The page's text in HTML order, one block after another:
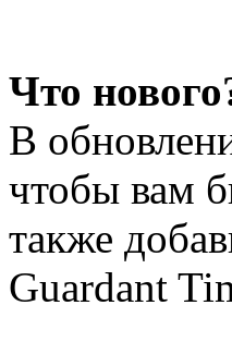
Что
В
чтобы вам
также
Guardant